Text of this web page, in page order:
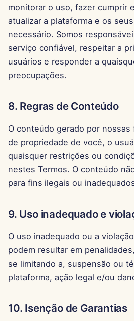
27 de Setembro de 2024
20 de Setembro de 2024
13 de Setembro de 2024
16 de Agosto de 2024
9 de Agosto de 2024
26 de Julho de 2024
12 de Julho de 2024
5 de Julho de 2024
21 de Junho de 2024
monitorar o uso, fazer cumprir
atualizar a plataforma e os
necessário. Somos
serviço confiável, respeitar a
usuários e responder a
preocupações.
8. Regras de Conteúdo
O conteúdo gerado por nossas
de propriedade de você, o
quaisquer restrições ou
nestes Termos. O conteúdo
para fins ilegais ou
9. Uso inadequado e
O uso inadequado ou a
podem resultar em
se limitando a, suspensão ou
plataforma, ação legal e/ou
10. Isenção de Garantias